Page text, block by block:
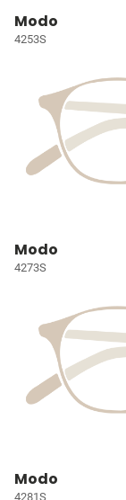
Modo
4253S
Modo
4273S
Modo
4281S